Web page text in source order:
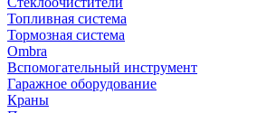
Топливная система
Тормозная система
Ombra
Вспомогательный инструмент
Гаражное оборудование
Краны